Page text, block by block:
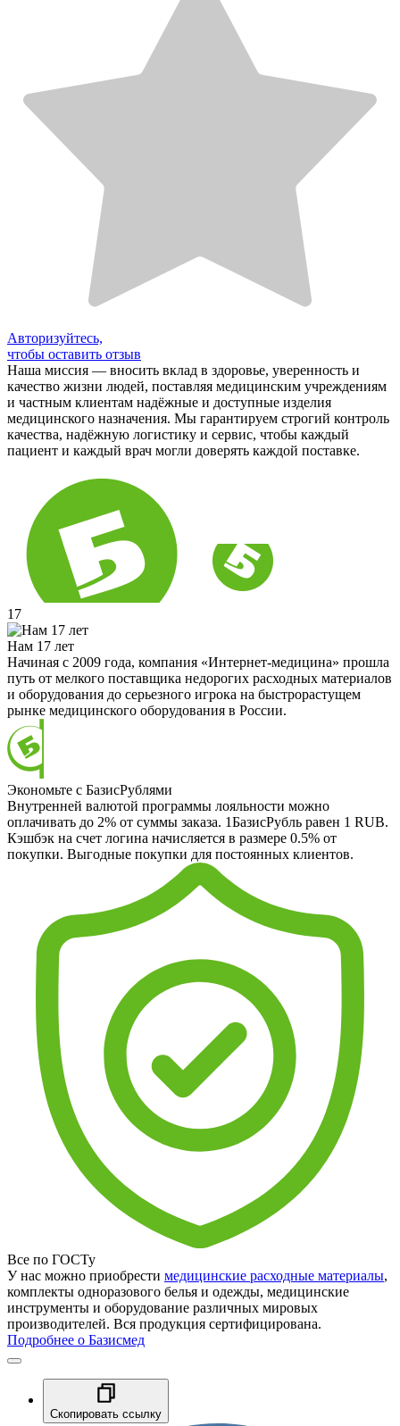
Авторизуйтесь,
чтобы оставить отзыв
Наша миссия — вносить вклад в здоровье, уверенность и
качество жизни людей, поставляя медицинским учреждениям
и частным клиентам надёжные и доступные изделия
медицинского назначения. Мы гарантируем строгий контроль
качества, надёжную логистику и сервис, чтобы каждый
пациент и каждый врач могли доверять каждой поставке.
17
Нам 17 лет
Начиная с 2009 года, компания «Интернет-медицина» прошла
путь от мелкого поставщика недорогих расходных материалов
и оборудования до серьезного игрока на быстрорастущем
рынке медицинского оборудования в России.
Экономьте с БазисРублями
Внутренней валютой программы лояльности можно
оплачивать до 2% от суммы заказа. 1БазисРубль равен 1 RUB.
Кэшбэк на счет логина начисляется в размере 0.5% от
покупки. Выгодные покупки для постоянных клиентов.
Все по ГОСТу
У нас можно приобрести медицинские расходные материалы,
комплекты одноразового белья и одежды, медицинские
инструменты и оборудование различных мировых
производителей. Вся продукция сертифицирована.
Подробнее о Базисмед
Скопировать ссылку